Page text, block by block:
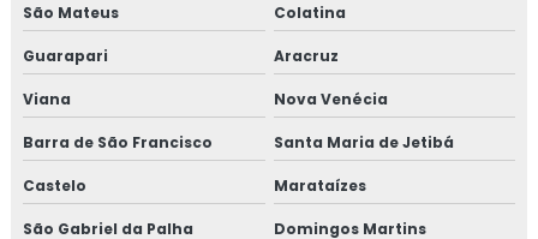
São Mateus Colatina
Guarapari Aracruz
Viana Nova Venécia
Barra de São Francisco Santa Maria de Jetibá
Castelo Marataízes
São Gabriel da Palha Domingos Martins